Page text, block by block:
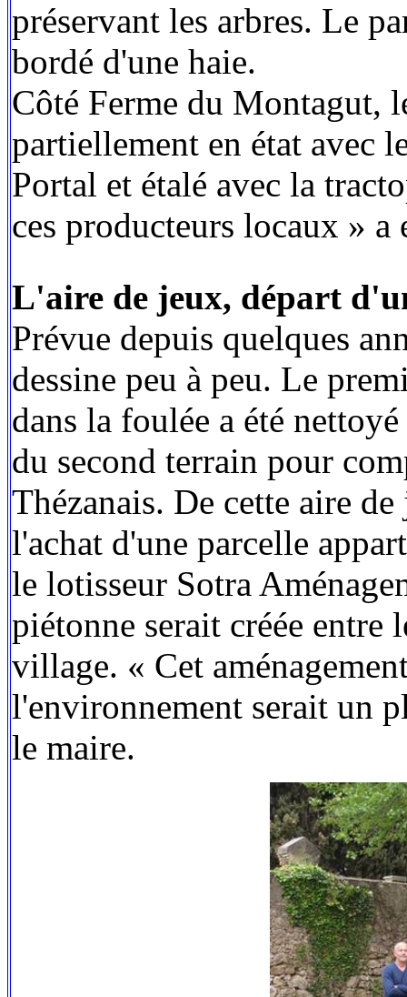
préservant les arbres. Le
bordé d'une haie.
Côté Ferme du Montagut,
partiellement en état avec
Portal et étalé avec la
ces producteurs locaux »
L'aire de jeux, départ
Prévue depuis quelques
dessine peu à peu. Le
dans la foulée a été
du second terrain pour
Thézanais. De cette aire
l'achat d'une parcelle
le lotisseur Sotra
piétonne serait créée
village. « Cet
l'environnement serait un
le maire.